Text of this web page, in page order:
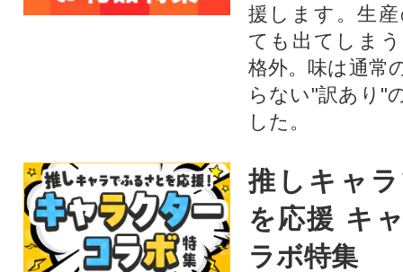
援します。⽣
ても出てしま
格外。味は通常
らない"訳あり"
した。
推しキャ
を応援 キ
ラボ特集